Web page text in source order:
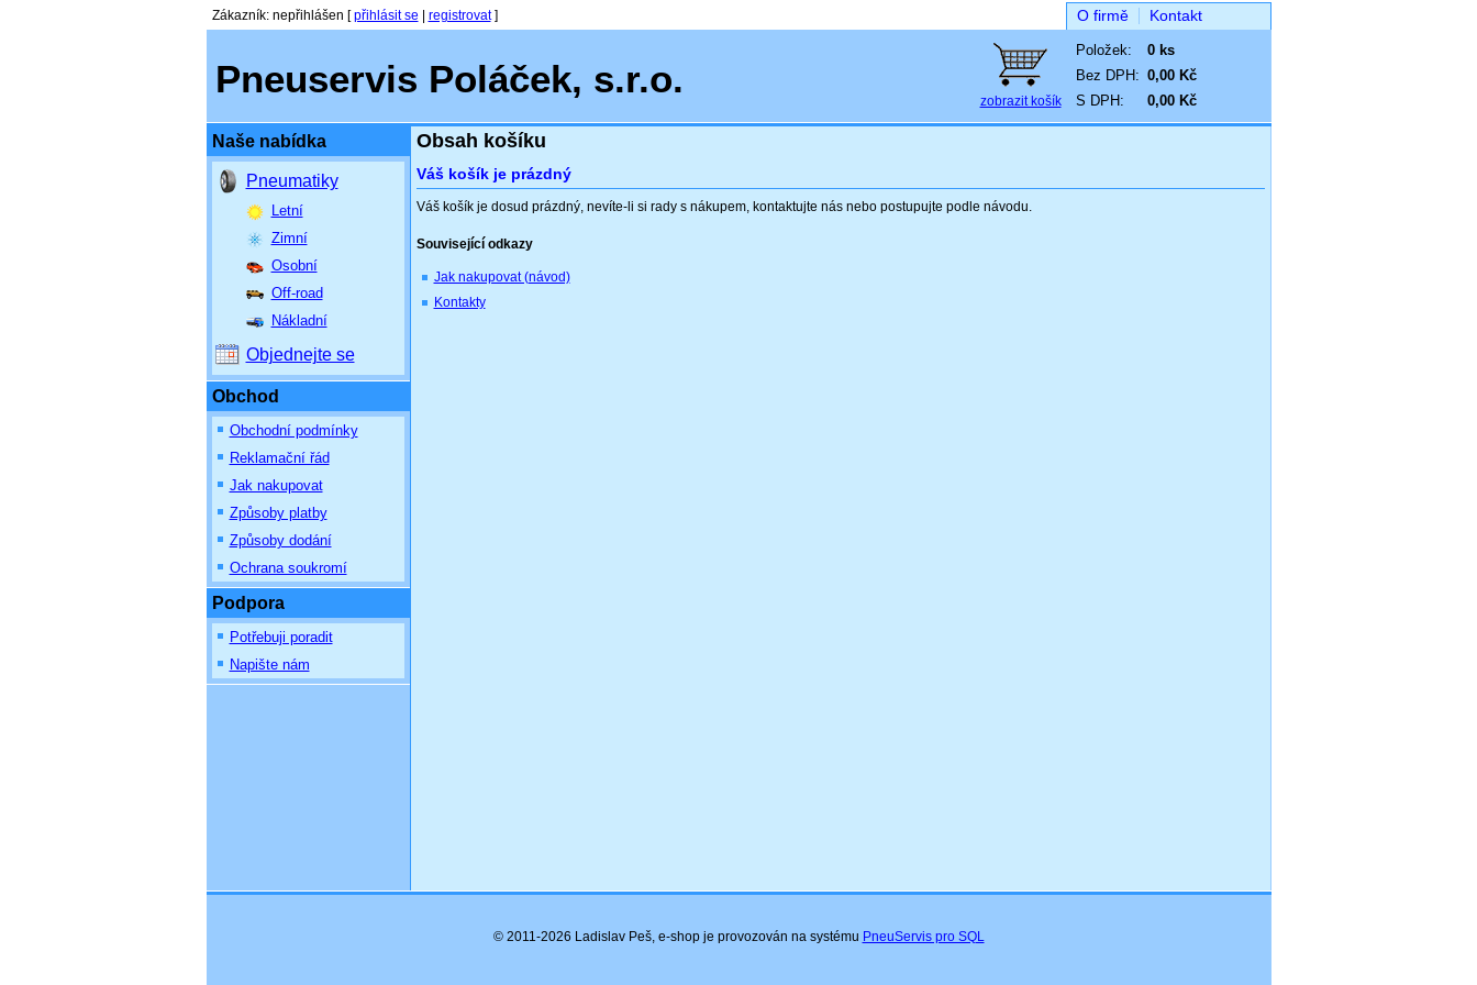
Zákazník: nepřihlášen [přihlásit se registrovat] O firmě Kontakt
Pneuservis Poláček, s.r.o.
zobrazit košík
Položek:
0 ks
Bez DPH: 0,00 Kč
S DPH:
0,00 Kč
Naše nabídka
Pneumatiky
Letní
Zimní
Osobní
Off-road
Nákladní
Objednejte se
Obchod
Obchodní podmínky
Reklamační řád
Jak nakupovat
Způsoby platby
Způsoby dodání
Ochrana soukromí
Podpora
Potřebuji poradit
Napište nám
Obsah košíku
Váš košík je prázdný
Váš košík je dosud prázdný, nevíte-li si rady s nákupem, kontaktujte nás nebo postupujte podle návodu.
Související odkazy
Jak nakupovat (návod)
Kontakty
© 2011-2026 Ladislav Peš, e-shop je provozován na systému PneuServis pro SQL